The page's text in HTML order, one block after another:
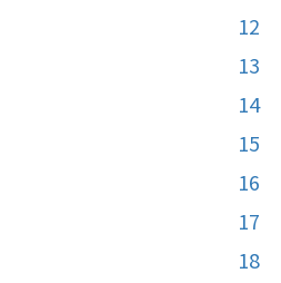
12
13
14
15
16
17
18